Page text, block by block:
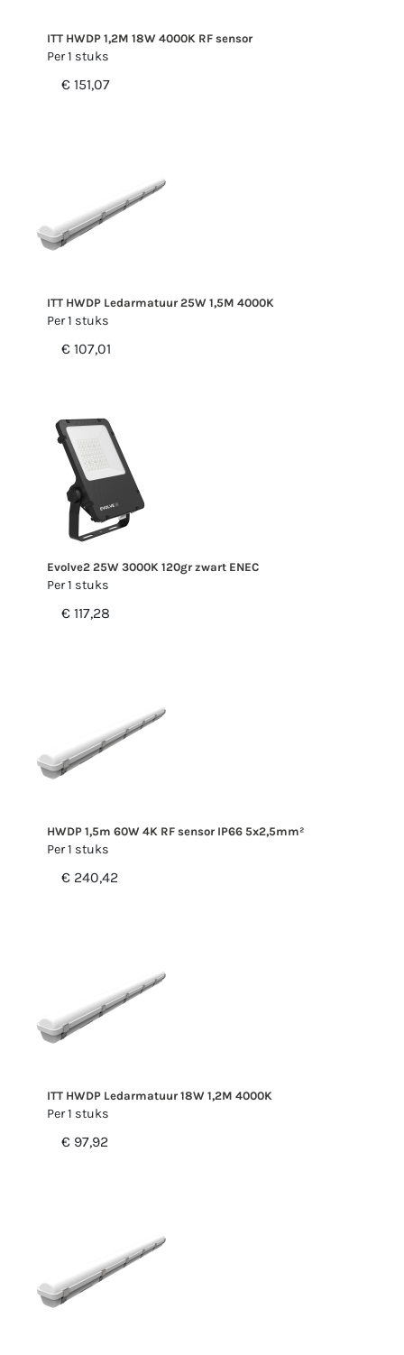
ITT HWDP 1,2M 18W 4000K RF sensor
Per 1 stuks
€ 151,07
ITT HWDP Ledarmatuur 25W 1,5M 4000K
Per 1 stuks
€ 107,01
Evolve2 25W 3000K 120gr zwart ENEC
Per 1 stuks
€ 117,28
HWDP 1,5m 60W 4K RF sensor IP66 5x2,5mm²
Per 1 stuks
€ 240,42
ITT HWDP Ledarmatuur 18W 1,2M 4000K
Per 1 stuks
€ 97,92